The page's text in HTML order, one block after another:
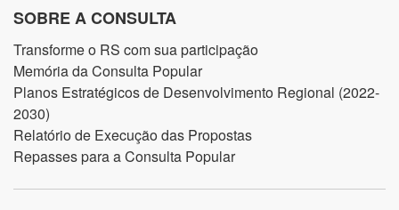
SOBRE A CONSULTA
Transforme o RS com sua participação
Memória da Consulta Popular
Planos Estratégicos de Desenvolvimento Regional (2022-
2030)
Relatório de Execução das Propostas
Repasses para a Consulta Popular